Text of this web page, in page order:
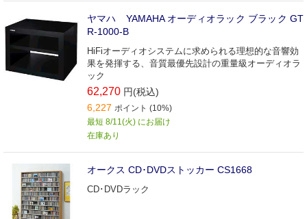
ヤマハ YAMAHA オーディオラック ブラック GT
R-1000-B
HiFiオーディオシステムに求められる理想的な音響効
果を発揮する、音質最優先設計の重量級オーディオラ
ック
62,270 円(税込)
6,227 ポイント (10%)
最短 8/11(火) にお届け
在庫あり
オークス CD･DVDストッカー CS1668
CD･DVDラック